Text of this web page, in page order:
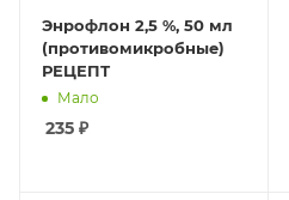
Энрофлон 2,5 %, 50 мл
(противомикробные)
РЕЦЕПТ
Мало
235 ₽